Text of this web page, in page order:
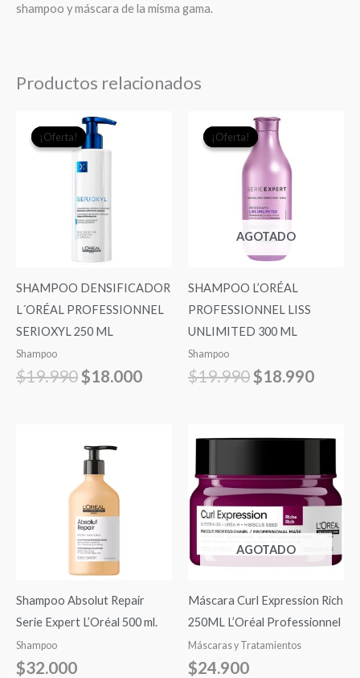
shampoo y máscara de la misma gama.
Productos relacionados
¡Oferta!
¡Oferta!
SHAMPOO DENSIFICADOR
L´ORÉAL PROFESSIONNEL
SERIOXYL 250 ML
Shampoo
$19.990
El
precio
original
$19.990.
$18.000
¡Oferta!
AGOTADO
¡Oferta!
SHAMPOO L’ORÉAL
PROFESSIONNEL LISS
UNLIMITED 300 ML
Shampoo
$19.990
El
precio
original
era:
$19.990.
$18.990
Shampoo Absolut Repair
Serie Expert L’Oréal 500 ml.
Shampoo
$32.000
AGOTADO
Máscara Curl Expression Rich
250ML L’Oréal Professionnel
Máscaras y Tratamientos
$24.900